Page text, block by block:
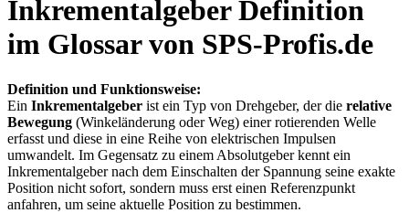
Inkrementalgeber Definition
im Glossar von SPS-Profis.de
Definition und Funktionsweise:
Ein Inkrementalgeber ist ein Typ von Drehgeber, der die relative
Bewegung (Winkeländerung oder Weg) einer rotierenden Welle
erfasst und diese in eine Reihe von elektrischen Impulsen
umwandelt. Im Gegensatz zu einem Absolutgeber kennt ein
Inkrementalgeber nach dem Einschalten der Spannung seine exakte
Position nicht sofort, sondern muss erst einen Referenzpunkt
anfahren, um seine aktuelle Position zu bestimmen.